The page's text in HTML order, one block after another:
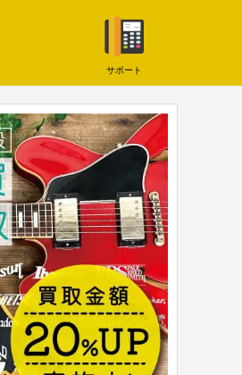
サポート